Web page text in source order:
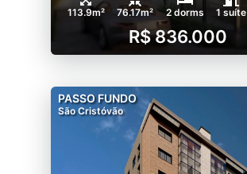
113.9m² 76.17m² 2 dorms 1 suíte
R$ 836.000
PASSO FUNDO
São Cristóvão